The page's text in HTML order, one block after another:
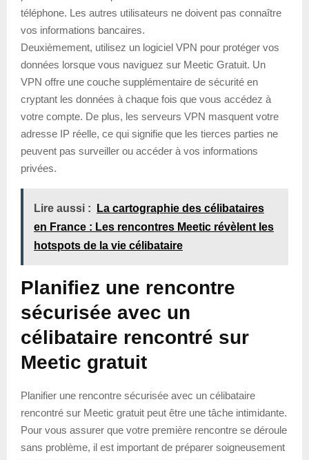
téléphone. Les autres utilisateurs ne doivent pas connaître
vos informations bancaires.
Deuxièmement, utilisez un logiciel VPN pour protéger vos
données lorsque vous naviguez sur Meetic Gratuit. Un
VPN offre une couche supplémentaire de sécurité en
cryptant les données à chaque fois que vous accédez à
votre compte. De plus, les serveurs VPN masquent votre
adresse IP réelle, ce qui signifie que les tierces parties ne
peuvent pas surveiller ou accéder à vos informations
privées.
Lire aussi :
La cartographie des célibataires
en France : Les rencontres Meetic révèlent les
hotspots de la vie célibataire
Planifiez une rencontre
sécurisée avec un
célibataire rencontré sur
Meetic gratuit
Planifier une rencontre sécurisée avec un célibataire
rencontré sur Meetic gratuit peut être une tâche intimidante.
Pour vous assurer que votre première rencontre se déroule
sans problème, il est important de préparer soigneusement